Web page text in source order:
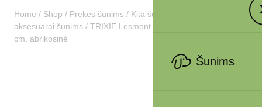
Šunims
Home / Shop / Prekės šunims / Kita šunims
aksesuarai šunims / TRIXIE Lesmont žieminė striukė, S: 33
cm, abrikosinė